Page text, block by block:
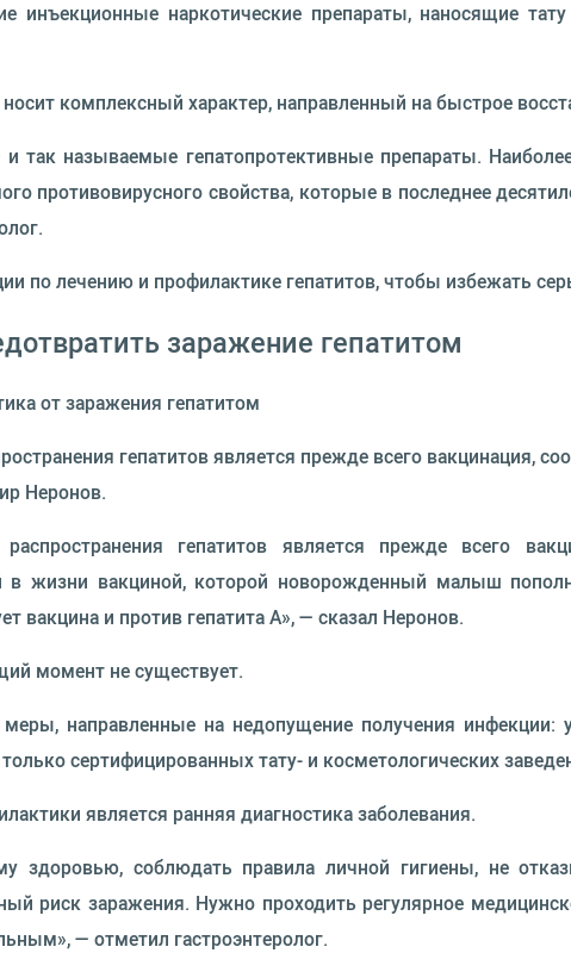
наркотические препараты, наносящие
комплексный характер, направленный на быстрое
так называемые гепатопротективные препараты.
противовирусного свойства, которые в последнее
по лечению и профилактике гепатитов, чтобы избежать
заражение гепатитом
от заражения гепатитом
гепатитов является прежде всего вакцинация,
Неронов.
гепатитов является прежде всего
в жизни вакциной, которой новорожденный малыш
вакцина и против гепатита А», — сказал Неронов.
момент не существует.
направленные на недопущение получения
сертифицированных тату- и косметологических
является ранняя диагностика заболевания.
здоровью, соблюдать правила личной гигиены, не
риск заражения. Нужно проходить регулярное
— отметил гастроэнтеролог.